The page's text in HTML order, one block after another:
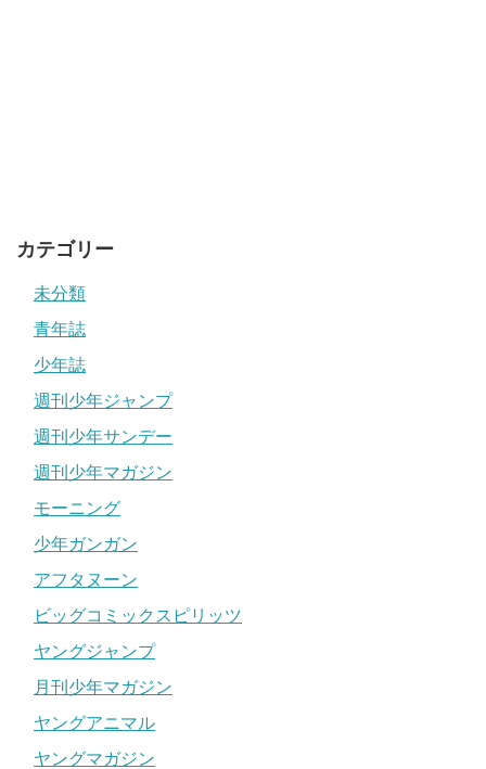
カテゴリー
未分類
青年誌
少年誌
週刊少年ジャンプ
週刊少年サンデー
週刊少年マガジン
モーニング
少年ガンガン
アフタヌーン
ビッグコミックスピリッツ
ヤングジャンプ
月刊少年マガジン
ヤングアニマル
ヤングマガジン